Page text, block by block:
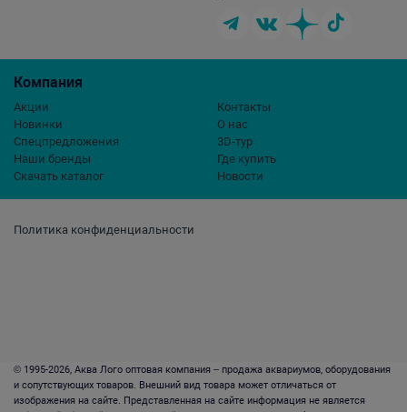
Политика конфиденциальности
Компания
Акции
Новинки
Спецпредложения
Наши бренды
Скачать каталог
Контакты
О нас
3D-тур
Где купить
Новости
© 1995-2026, Аква Лого оптовая компания – продажа аквариумов, оборудования
и сопутствующих товаров. Внешний вид товара может отличаться от
изображения на сайте. Представленная на сайте информация не является